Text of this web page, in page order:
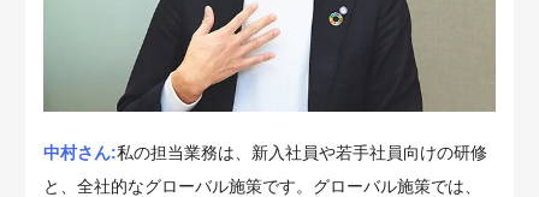
中村さん:私の担当業務は、新入社員や若手社員向けの研修
と、全社的なグローバル施策です。グローバル施策では、